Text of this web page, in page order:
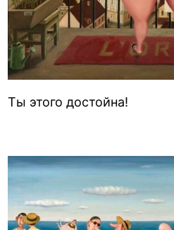
Ты этого достойна!